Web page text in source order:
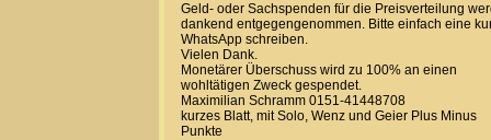
Geld- oder Sachspenden für die Preisverteilung
dankend entgegengenommen. Bitte einfach eine
WhatsApp schreiben.
Vielen Dank.
Monetärer Überschuss wird zu 100% an einen
wohltätigen Zweck gespendet.
Maximilian Schramm 0151-41448708
kurzes Blatt, mit Solo, Wenz und Geier Plus Minus
Punkte